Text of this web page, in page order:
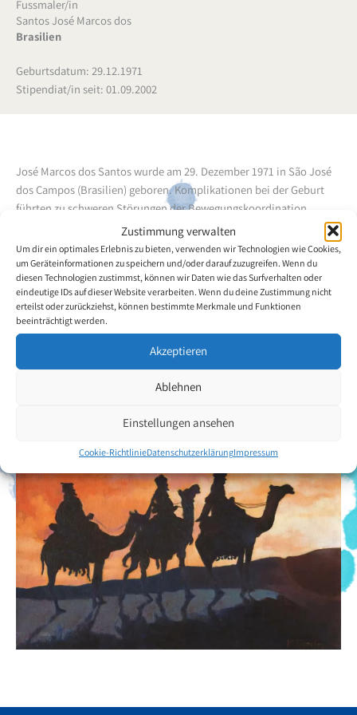
Zustimmung verwalten
Um dir ein optimales Erlebnis zu bieten, verwenden wir Technologien wie Cookies,
um Geräteinformationen zu speichern und/oder darauf zuzugreifen. Wenn du
diesen Technologien zustimmst, können wir Daten wie das Surfverhalten oder
eindeutige IDs auf dieser Website verarbeiten. Wenn du deine Zustimmung nicht
erteilst oder zurückziehst, können bestimmte Merkmale und Funktionen
beeinträchtigt werden.
Akzeptieren
Ablehnen
Einstellungen ansehen
Cookie-RichtlinieDatenschutzerklärungImpressum
Fussmaler/in
Santos José Marcos dos
Brasilien
Geburtsdatum: 29.12.1971
Stipendiat/in seit: 01.09.2002
José Marcos dos Santos wurde am 29. Dezember 1971 in São José
dos Campos (Brasilien) geboren. Komplikationen bei der Geburt
führten zu schweren Störungen der Bewegungskoordination,
weiters zu muskulärer Athropie. Nach dem Abschluss der
Grundschule und einer höher bildenden Lehranstalt begann er
1987 mit der Fussmalerei und erhält regelmässig Privatunterricht
von renommierten Mallehrern, namens José Ramis und Francisco
Maxingelli.Er hat bereits an zahlreichen Ausstellungen in Brasilien
teilgenommen.
Zurück zur Künstlerübersicht